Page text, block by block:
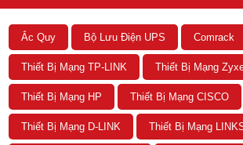
Ắc Quy Bộ Lưu Điện UPS Comrack
Thiết Bị Mạng TP-LINK Thiết Bị Mạng
Thiết Bị Mạng HP Thiết Bị Mạng CISCO
Thiết Bị Mạng D-LINK Thiết Bị Mạng